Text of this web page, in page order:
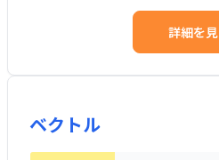
トレーナーに依存しない無
ィットネス事業は、低投資
スモデルであり、日本でも
に47店舗が出店を予定して
事業再構築補助金対象。業
です。
詳細を
ベクトル